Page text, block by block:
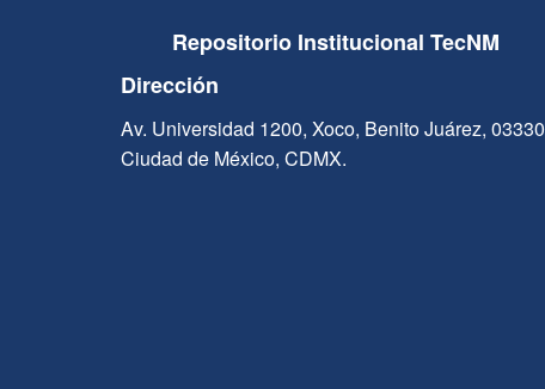
Repositorio Institucional TecNM
Dirección
Av. Universidad 1200, Xoco, Benito Juárez, 03330
Ciudad de México, CDMX.